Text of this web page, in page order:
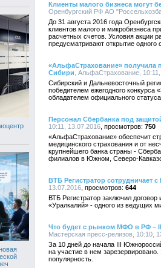
Клиенты малого бизнеса могут
Оренбургский РФ АО
До 31 августа 2016 года
клиентов малого и микробизнеса
расчетных счетов. Условия акции
предусматривают открытие
«АльфаСтрахование» получила
Сибири , АльфаСтрахование,
Сибирский и Дальневосточный
победителем ежегодного конкурса
обладателем официального
Персонал Сбербанка под
10:11, 13.07.2016
750
«АльфаСтрахование» обеспечит
медицинского страхования и от
крупнейшего банка страны -
филиалов в Южном, Северо-
ВТБ Регистратор сотрудничает
13.07.2016
644
ВТБ Регистратор заключил
«Уралкалий» - одного из ведущих
Что будет с рынком МФО в РФ –
Мастерская пресс-релизов, 10:10,
За 10 дней до начала III
на участие в нем
популярность.